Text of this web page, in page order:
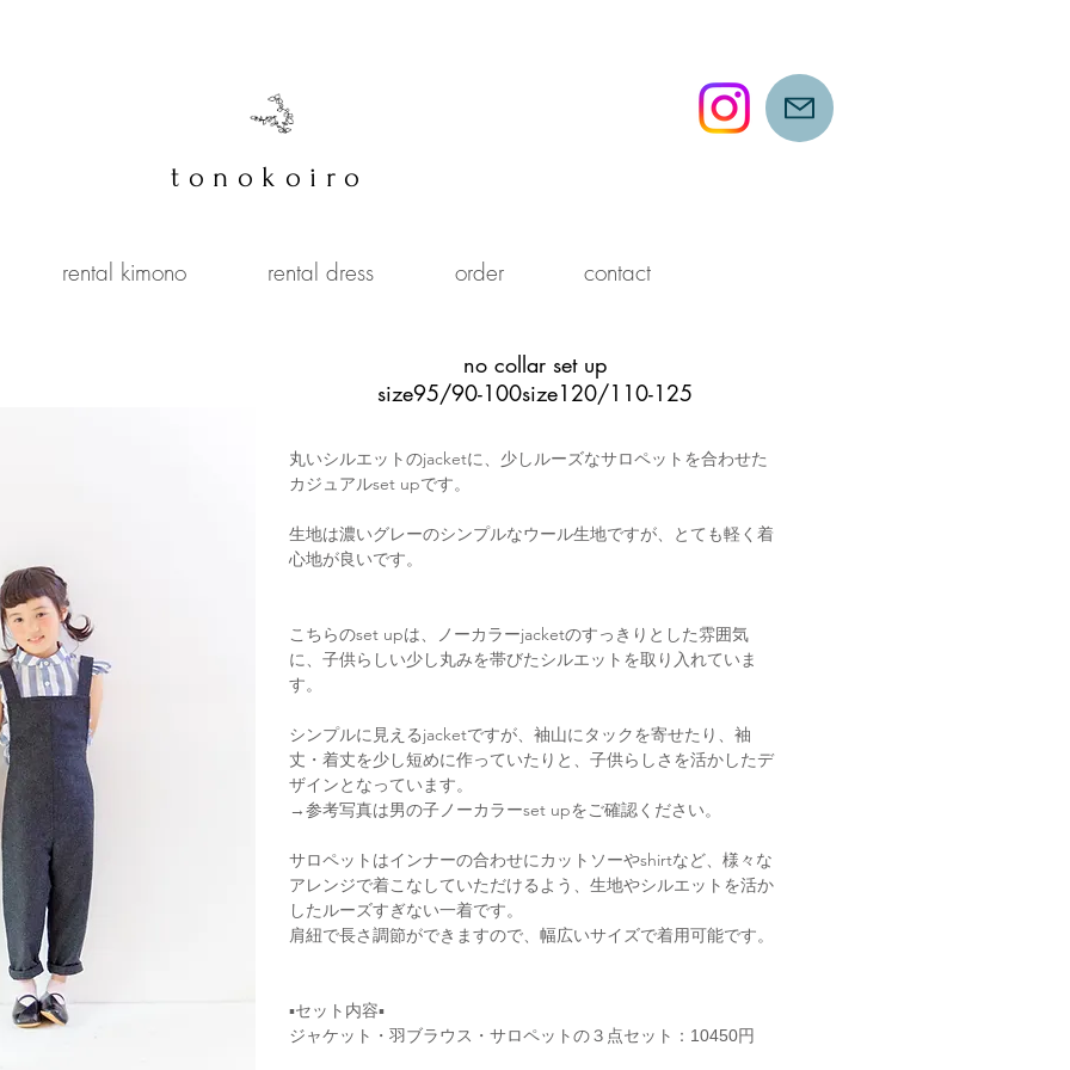
tonokoiro
rental kimono rental dress order contact
​no collar set up
size95/90-100size120/110-125
丸いシルエットのjacketに、少しルーズなサロペットを合わせた
カジュアルset upです。
生地は濃いグレーのシンプルなウール生地ですが、とても軽く着
心地が良いです。
こちらのset upは、ノーカラーjacketのすっきりとした雰囲気
に、子供らしい少し丸みを帯びたシルエットを取り入れていま
す。
シンプルに見えるjacketですが、袖山にタックを寄せたり、袖
丈・着丈を少し短めに作っていたりと、子供らしさを活かしたデ
ザインとなっています。
→参考写真は男の子ノーカラーset upをご確認ください。
サロペットはインナーの合わせにカットソーやshirtなど、様々な
アレンジで着こなしていただけるよう、生地やシルエットを活か
したルーズすぎない一着です。
肩紐で長さ調節ができますので、幅広いサイズで着用可能です。
▪セット内容▪
ジャケット・羽ブラウス・サロペットの３点セット ：10450円